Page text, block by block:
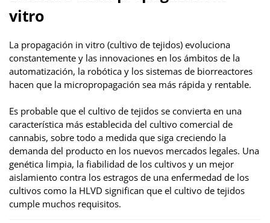
vitro
La propagación in vitro (cultivo de tejidos) evoluciona
constantemente y las innovaciones en los ámbitos de la
automatización, la robótica y los sistemas de biorreactores
hacen que la micropropagación sea más rápida y rentable.
Es probable que el cultivo de tejidos se convierta en una
característica más establecida del cultivo comercial de
cannabis, sobre todo a medida que siga creciendo la
demanda del producto en los nuevos mercados legales. Una
genética limpia, la fiabilidad de los cultivos y un mejor
aislamiento contra los estragos de una enfermedad de los
cultivos como la HLVD significan que el cultivo de tejidos
cumple muchos requisitos.